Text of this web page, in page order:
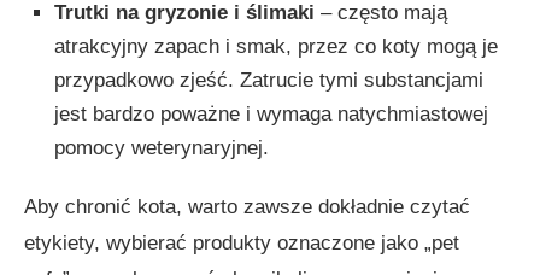
Trutki na gryzonie i ślimaki – często mają
atrakcyjny zapach i smak, przez co koty mogą je
przypadkowo zjeść. Zatrucie tymi substancjami
jest bardzo poważne i wymaga natychmiastowej
pomocy weterynaryjnej.
Aby chronić kota, warto zawsze dokładnie czytać
etykiety, wybierać produkty oznaczone jako „pet